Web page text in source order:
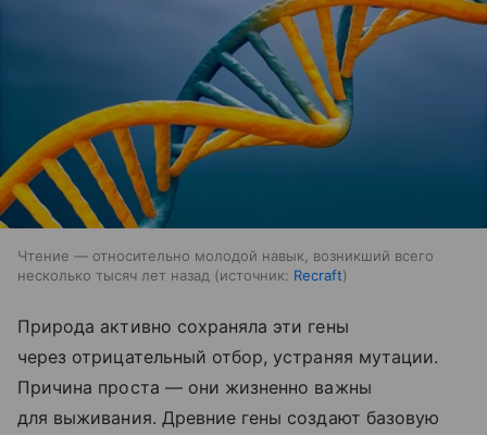
Чтение — относительно молодой навык, возникший всего
несколько тысяч лет назад
источник: Recraft
Природа активно сохраняла эти гены
через отрицательный отбор, устраняя мутации.
Причина проста — они жизненно важны
для выживания. Древние гены создают базовую